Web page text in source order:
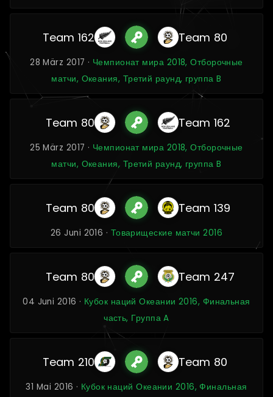
Team 162 Team 80
28 März 2017 · Чемпионат мира 2018, Отборочные
матчи, Океания, Третий раунд, группа B
Team 80 Team 162
25 März 2017 · Чемпионат мира 2018, Отборочные
матчи, Океания, Третий раунд, группа B
Team 80 Team 139
26 Juni 2016 · Товарищеские матчи 2016
Team 80 Team 247
04 Juni 2016 · Кубок наций Океании 2016, Финальная
часть, Группа A
Team 210 Team 80
31 Mai 2016 · Кубок наций Океании 2016, Финальная